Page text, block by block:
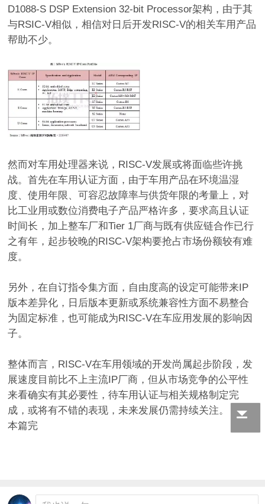
D1088-S DSP Extension 32-bit Processor架构，由于其
与RSIC-V相似，相信对日后开发RISC-V的相关车用产品
帮助不少。
然而对车用处理器来说，RISC-V发展或将面临些许挑
战。首先在车用认证方面，由于车用产品在环境温湿
度、使用年限、可容忍故障率与供货年限的考量上，对
比工业用或数位消费电子产品严格许多，要求高且认证
时间长，加上整车厂和Tier 1厂商与既有供应链合作已行
之有年，起步较晚的RISC-V架构要抢占市场份额较有难
度。
另外，在自订指令集方面，自由度高的设定可能带来IP
版本差异化，日后版本更新或系统兼容性方面不易整合
为固定标准，也可能成为RISC-V在车应用发展的影响因
子。
整体而言，RISC-V在车用领域的开发尚属起步阶段，发
展速度目前比不上主流IP厂商，但从市场竞争的公平性
来看确实有其必要性，待车用认证与相关规格制定完
成，或将有不错的表现，未来发展仍需持续关注。
本篇完